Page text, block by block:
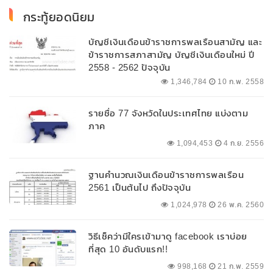
กระทู้ยอดนิยม
บัญชีเงินเดือนข้าราชการพลเรือนสามัญ และ
ข้าราชการสภาสามัญ บัญชีเงินเดือนใหม่ ปี
2558 - 2562 ปัจจุบัน
1,346,784 10 ก.พ. 2558
รายชื่อ 77 จังหวัดในประเทศไทย แบ่งตาม
ภาค
1,094,453 4 ก.ย. 2556
ฐานคำนวณเงินเดือนข้าราชการพลเรือน
2561 เป็นต้นไป ถึงปัจจุบัน
1,024,978 26 พ.ค. 2560
วิธีเช็คว่ามีใครเข้ามาดู facebook เราบ่อย
ที่สุด 10 อันดับแรก!!
998,168 21 ก.พ. 2559